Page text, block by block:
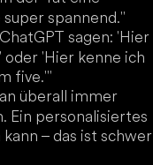
spannend."
sagen: 'Hier
'Hier kenne ich
five.'"
überall immer
Ein personalisiertes
– das ist schwer